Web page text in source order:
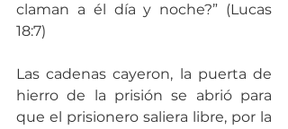
claman a él día y noche?” (Lucas
18:7)
Las cadenas cayeron, la puerta de
hierro de la prisión se abrió para
que el prisionero saliera libre, por la